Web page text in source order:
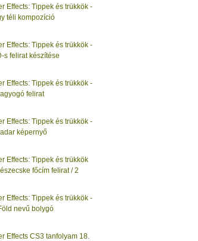
Effects: Tippek és trükkök -
téli kompozíció
Effects: Tippek és trükkök -
s felirat készítése
Effects: Tippek és trükkök -
felirat
Effects: Tippek és trükkök -
képernyő
Effects: Tippek és trükkök
főcím felirat / 2
Effects: Tippek és trükkök -
nevű bolygó
Effects CS3 tanfolyam 18.